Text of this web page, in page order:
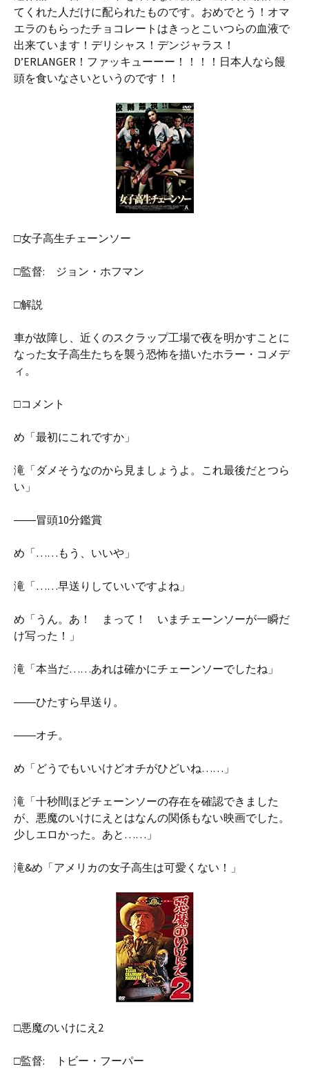
てくれた人だけに配られたものです。おめでとう！オマ
エラのもらったチョコレートはきっとこいつらの血液で
出来ています！デリシャス！デンジャラス！
D’ERLANGER！ファッキューーー！！！！日本人なら饅
頭を食いなさいというのです！！
□女子高生チェーンソー
□監督: ジョン・ホフマン
□解説
車が故障し、近くのスクラップ工場で夜を明かすことに
なった女子高生たちを襲う恐怖を描いたホラー・コメデ
ィ。
□コメント
め「最初にこれですか」
滝「ダメそうなのから見ましょうよ。これ最後だとつら
い」
――冒頭10分鑑賞
め「……もう、いいや」
滝「……早送りしていいですよね」
め「うん。あ！ まって！ いまチェーンソーが一瞬だ
け写った！」
滝「本当だ……あれは確かにチェーンソーでしたね」
――ひたすら早送り。
――オチ。
め「どうでもいいけどオチがひどいね……」
滝「十秒間ほどチェーンソーの存在を確認できました
が、悪魔のいけにえとはなんの関係もない映画でした。
少しエロかった。あと……」
滝&め「アメリカの女子高生は可愛くない！」
□悪魔のいけにえ2
□監督: トビー・フーパー